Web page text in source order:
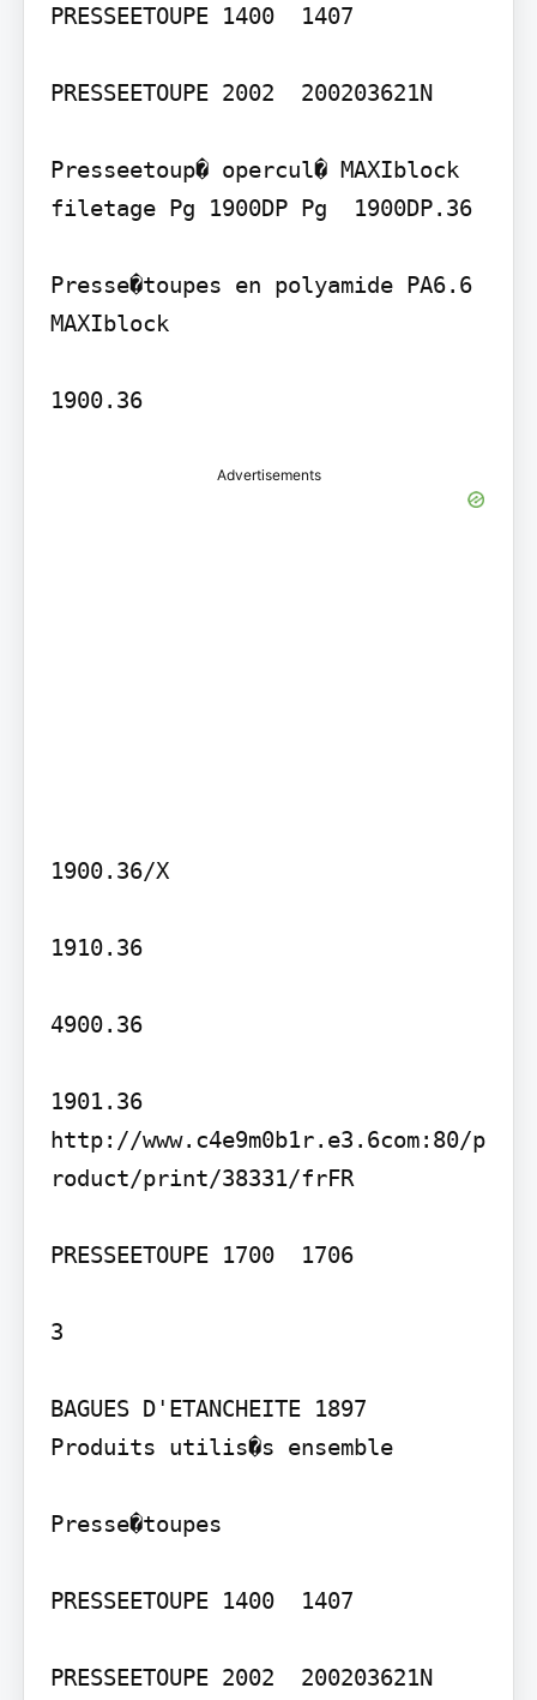
PRESSEETOUPE 1400  1407
PRESSEETOUPE 2002  200203621N
Presseetoup� opercul� MAXIblock
filetage Pg 1900DP Pg  1900DP.36
Presse�toupes en polyamide PA6.6
MAXIblock
1900.36
Advertisements
1900.36/X
1910.36
4900.36
1901.36
http://www.c4e9m0b1r.e3.6com:80/p
roduct/print/38331/frFR
PRESSEETOUPE 1700  1706
3
BAGUES D'ETANCHEITE 1897
Produits utilis�s ensemble
Presse�toupes
PRESSEETOUPE 1400  1407
PRESSEETOUPE 2002  200203621N